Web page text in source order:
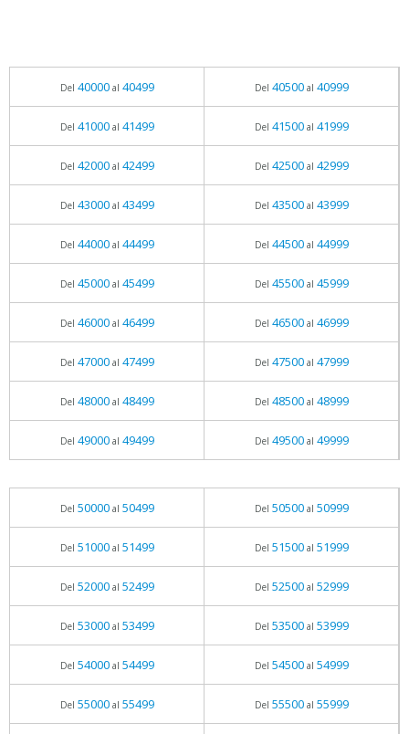
Del 40000al 40499 Del 40500al 40999
Del 41000al 41499 Del 41500al 41999
Del 42000al 42499 Del 42500al 42999
Del 43000al 43499 Del 43500al 43999
Del 44000al 44499 Del 44500al 44999
Del 45000al 45499 Del 45500al 45999
Del 46000al 46499 Del 46500al 46999
Del 47000al 47499 Del 47500al 47999
Del 48000al 48499 Del 48500al 48999
Del 49000al 49499 Del 49500al 49999
Del 50000al 50499 Del 50500al 50999
Del 51000al 51499 Del 51500al 51999
Del 52000al 52499 Del 52500al 52999
Del 53000al 53499 Del 53500al 53999
Del 54000al 54499 Del 54500al 54999
Del 55000al 55499 Del 55500al 55999